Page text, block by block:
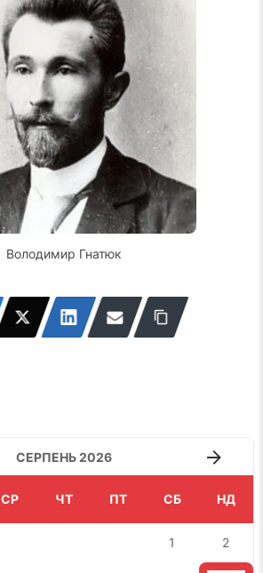
Володимир Гнатюк
СЕРПЕНЬ 2026
СР ЧТ ПТ СБ НД
1 2